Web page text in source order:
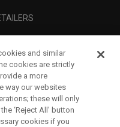
and similar
cookies are strictly
a more
way our websites
these will only
‘Reject All' button
cookies if you